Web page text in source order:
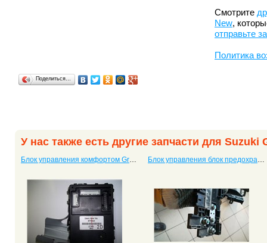
Смотрите
New,
отправьте
Политика
Поделиться…
У нас также есть другие запчасти для Suzuki
Блок управления комфортом Grand Vitara New Блок управления блок предохранителей Grand Vitara New